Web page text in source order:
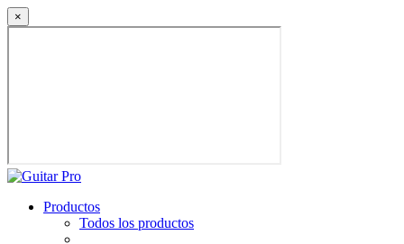
×
Productos
Todos los productos